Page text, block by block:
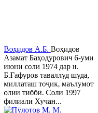
Воҳидов А.Б. Воҳидов
Азамат Баҳодурович 6-уми
июни соли 1974 дар н.
Б.Ғафуров таваллуд шуда,
миллаташ тоҷик, маълумот
олии тиббӣ. Соли 1997
филиали Хучан...